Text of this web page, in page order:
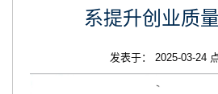
系提升创业质
发表于： 2025-03-24 点